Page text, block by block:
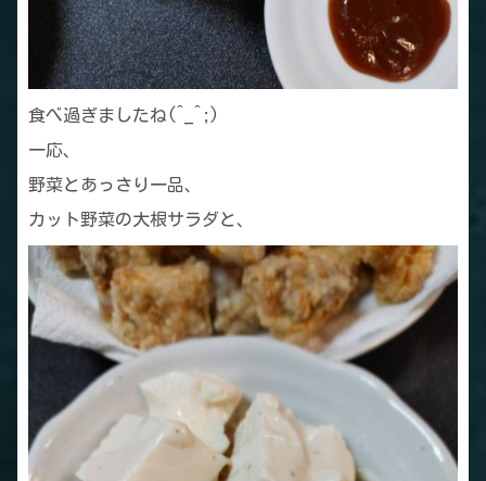
食べ過ぎましたね(^_^;)
一応、
野菜とあっさり一品、
カット野菜の大根サラダと、